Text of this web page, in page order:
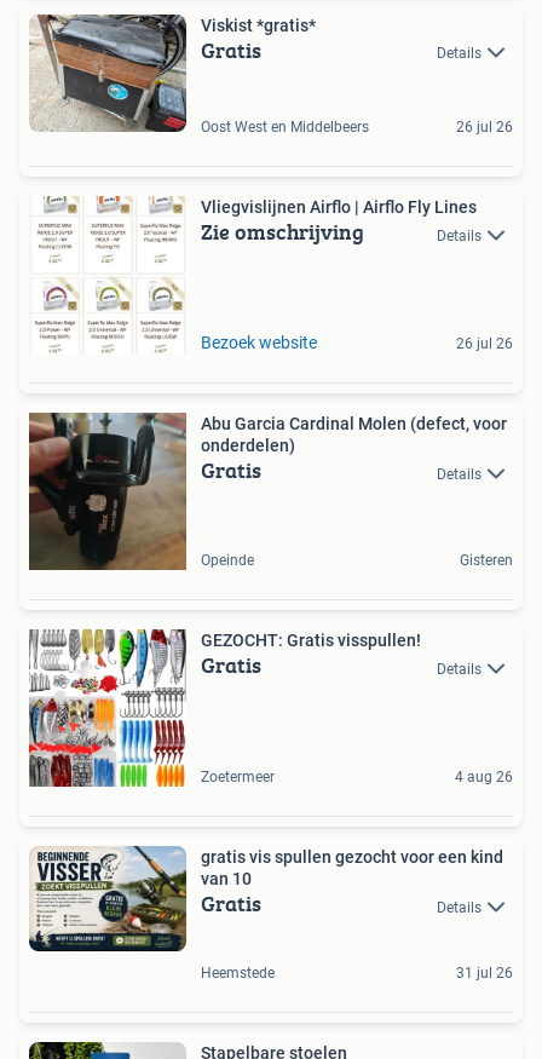
Viskist *gratis*
Gratis Details
Oost West en Middelbeers 26 jul 26
Vliegvislijnen Airflo | Airflo Fly Lines
Zie omschrijving Details
Bezoek website 26 jul 26
Abu Garcia Cardinal Molen (defect, voor
onderdelen)
Gratis Details
Opeinde Gisteren
GEZOCHT: Gratis visspullen!
Gratis Details
Zoetermeer 4 aug 26
gratis vis spullen gezocht voor een kind
van 10
Gratis Details
Heemstede 31 jul 26
Stapelbare stoelen